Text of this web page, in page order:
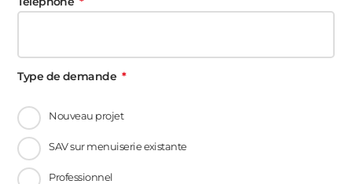
Type de demande
Nouveau projet
SAV sur menuiserie existante
Professionnel